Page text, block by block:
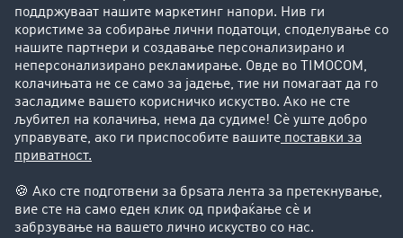
Потребни ви се повеќе
информации или помош?
Контактирајте не, со задоволство ќе Ви
+49 211 88 26 88 26
+49 211 88 26 53 00